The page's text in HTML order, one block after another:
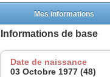
Mes informations
Informations de base
Date de naissance
03 Octobre 1977 (48)